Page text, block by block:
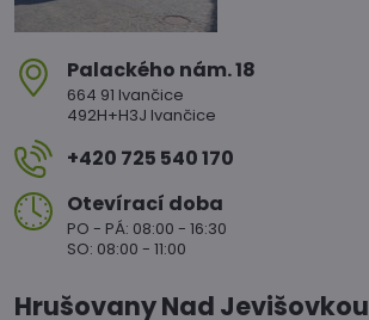
Palackého nám​. 18
664 91 Ivančice
492H+H3J Ivančice
+420 725 540 170
Otevírací doba
PO - PÁ: 08:00 - 16:30
SO: 08:00 - 11:00
Hrušovany Nad Jevišovkou